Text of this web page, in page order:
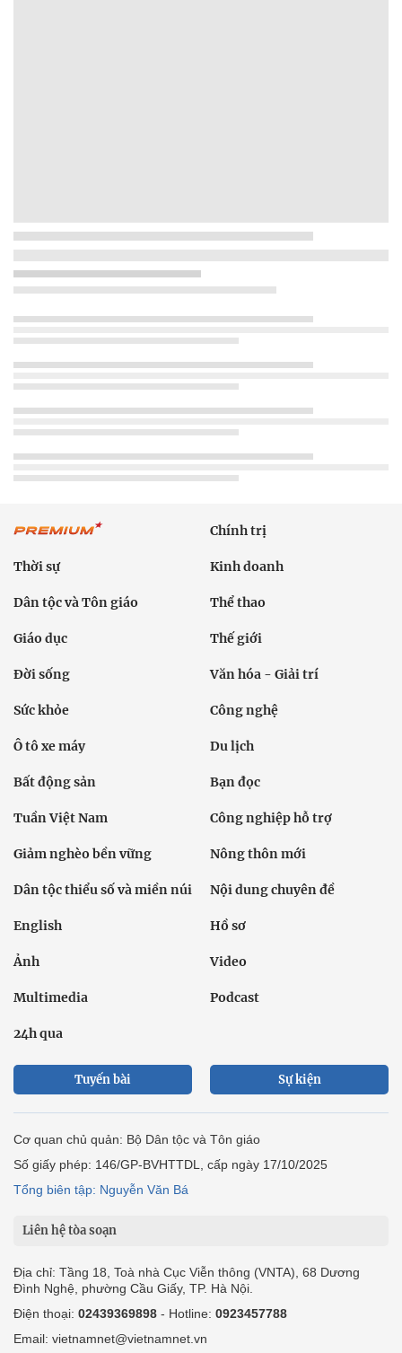
Chính trị
Thời sự Kinh doanh
Dân tộc và Tôn giáo Thể thao
Giáo dục Thế giới
Đời sống Văn hóa - Giải trí
Sức khỏe Công nghệ
Ô tô xe máy Du lịch
Bất động sản Bạn đọc
Tuần Việt Nam Công nghiệp hỗ trợ
Giảm nghèo bền vững Nông thôn mới
Dân tộc thiểu số và miền núi Nội dung chuyên đề
English Hồ sơ
Ảnh Video
Multimedia Podcast
24h qua
Tuyến bài Sự kiện
Cơ quan chủ quản: Bộ Dân tộc và Tôn giáo
Số giấy phép: 146/GP-BVHTTDL, cấp ngày 17/10/2025
Tổng biên tập: Nguyễn Văn Bá
Liên hệ tòa soạn
Địa chỉ: Tầng 18, Toà nhà Cục Viễn thông (VNTA), 68 Dương
Đình Nghệ, phường Cầu Giấy, TP. Hà Nội.
Điện thoại: 02439369898 - Hotline: 0923457788
Email: vietnamnet@vietnamnet.vn